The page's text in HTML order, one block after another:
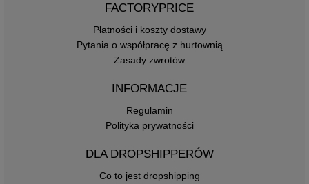
FACTORYPRICE
Płatności i koszty dostawy
Pytania o współpracę z hurtownią
Zasady zwrotów
INFORMACJE
Regulamin
Polityka prywatności
DLA DROPSHIPPERÓW
Co to jest dropshipping